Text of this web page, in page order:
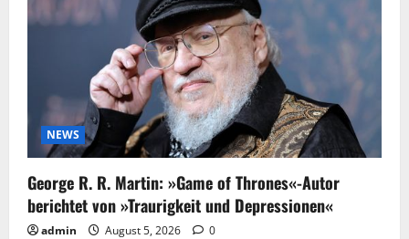
NEWS
George R. R. Martin: »Game of Thrones«-Autor
berichtet von »Traurigkeit und Depressionen«
admin August 5, 2026 0